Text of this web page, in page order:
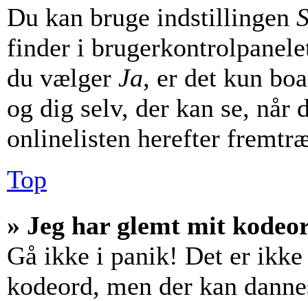
Du kan bruge indstillingen
finder i
du vælger Ja, er det kun
og dig selv, der kan se,
onlinelisten herefter
Top
» Jeg har glemt mit
Gå ikke i panik! Det er
kodeord, men der kan